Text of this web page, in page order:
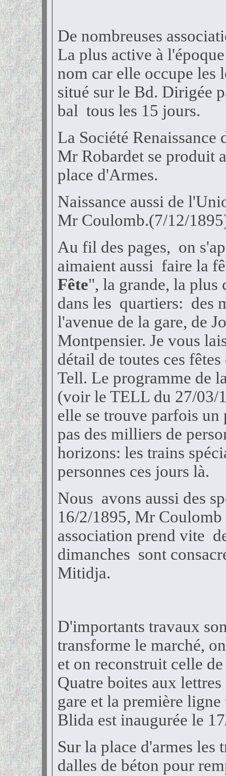
De nombreuses
La plus active à
nom car elle occupe les
situé sur le Bd. Dirigée
bal tous les 15 jours.
La Société Renaissance
Mr Robardet se produit
place d'Armes.
Naissance aussi de
Mr Coulomb.(7/12/
Au fil des pages, on
aimaient aussi faire la
Fête", la grande, la plus
dans les quartiers: des
l'avenue de la gare, de
Montpensier. Je vous
détail de toutes ces
Tell. Le programme de
(voir le TELL du 27/03/
elle se trouve parfois un
pas des milliers de
horizons: les trains
personnes ces jours là.
Nous avons aussi des
16/2/1895, Mr
association prend vite
dimanches sont
Mitidja.
D'importants travaux
transforme le marché,
et on reconstruit celle
Quatre boites aux
gare et la première
Blida est inaugurée le
Sur la place d'armes les
dalles de béton pour